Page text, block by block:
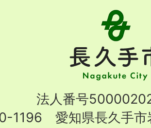
手
市
City
法人番号
1196 愛知県長久手市